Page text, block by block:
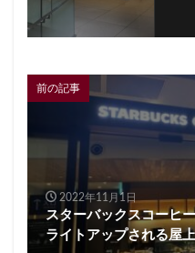
前の記事
2022年11月1日
スターバックスコーヒ
ライトアップされる屋